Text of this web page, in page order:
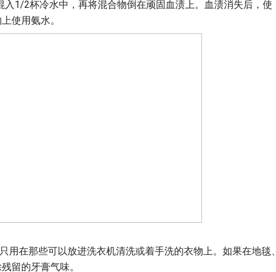
1/2杯冷水中，再将混合物倒在顽固血渍上。血渍消失后，使
使用氨水。
用在那些可以放进洗衣机清洗或着手洗的衣物上。如果在地毯、
留的牙膏气味。